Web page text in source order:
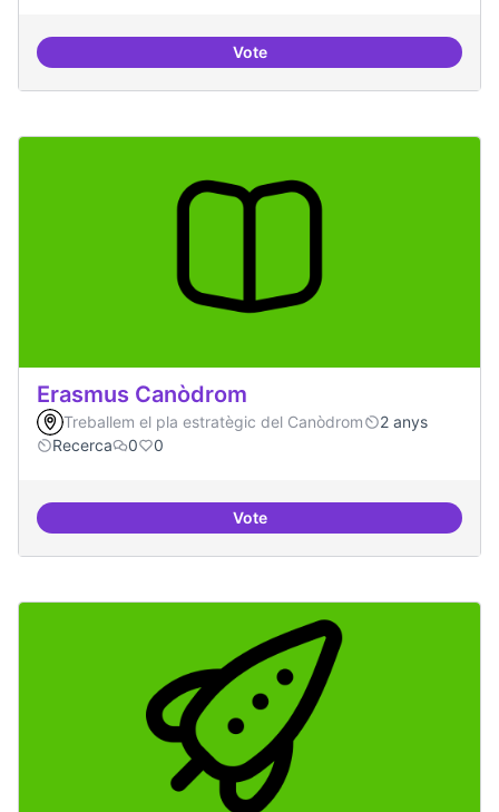
VoteIncubadora d'ILPs
Erasmus Canòdrom
Treballem el pla estratègic del Canòdrom
2 anys
Recerca
0 0
VoteErasmus Canòdrom